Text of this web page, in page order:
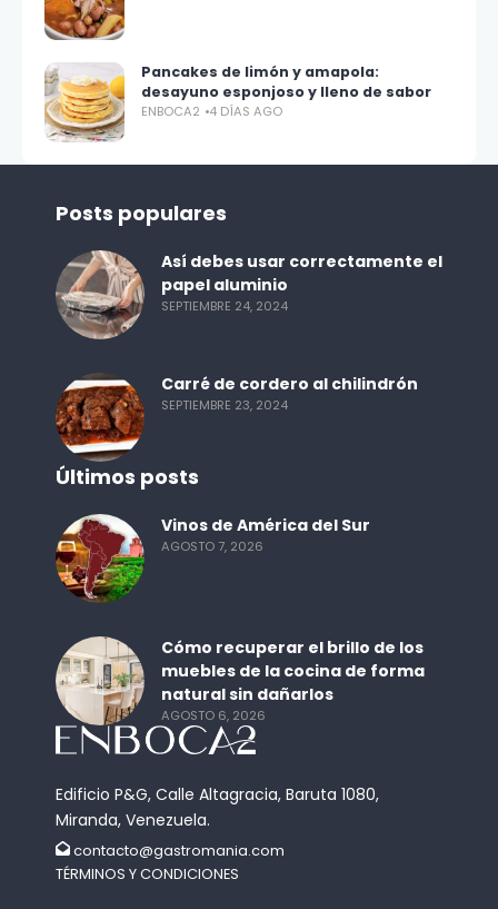
Pancakes de limón y amapola:
desayuno esponjoso y lleno de sabor
ENBOCA2 4 DÍAS AGO
Edificio P&G, Calle Altagracia, Baruta 1080,
Miranda, Venezuela.
contacto@gastromania.com
TÉRMINOS Y CONDICIONES
Posts populares
Así debes usar correctamente el
papel aluminio
SEPTIEMBRE 24, 2024
Carré de cordero al chilindrón
SEPTIEMBRE 23, 2024
Últimos posts
Vinos de América del Sur
AGOSTO 7, 2026
Cómo recuperar el brillo de los
muebles de la cocina de forma
natural sin dañarlos
AGOSTO 6, 2026